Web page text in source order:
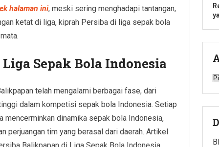
halaman ini, meski sering menghadapi tantangan,
ketat di liga, kiprah Persiba di liga sepak bola
Sepak Bola Indonesia
telah mengalami berbagai fase, dari
dalam kompetisi sepak bola Indonesia. Setiap
mencerminkan dinamika sepak bola Indonesia,
perjuangan tim yang berasal dari daerah. Artikel